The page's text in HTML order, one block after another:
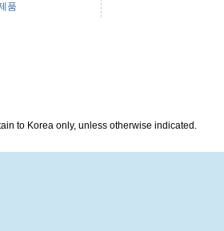
품
to Korea only, unless otherwise indicated.